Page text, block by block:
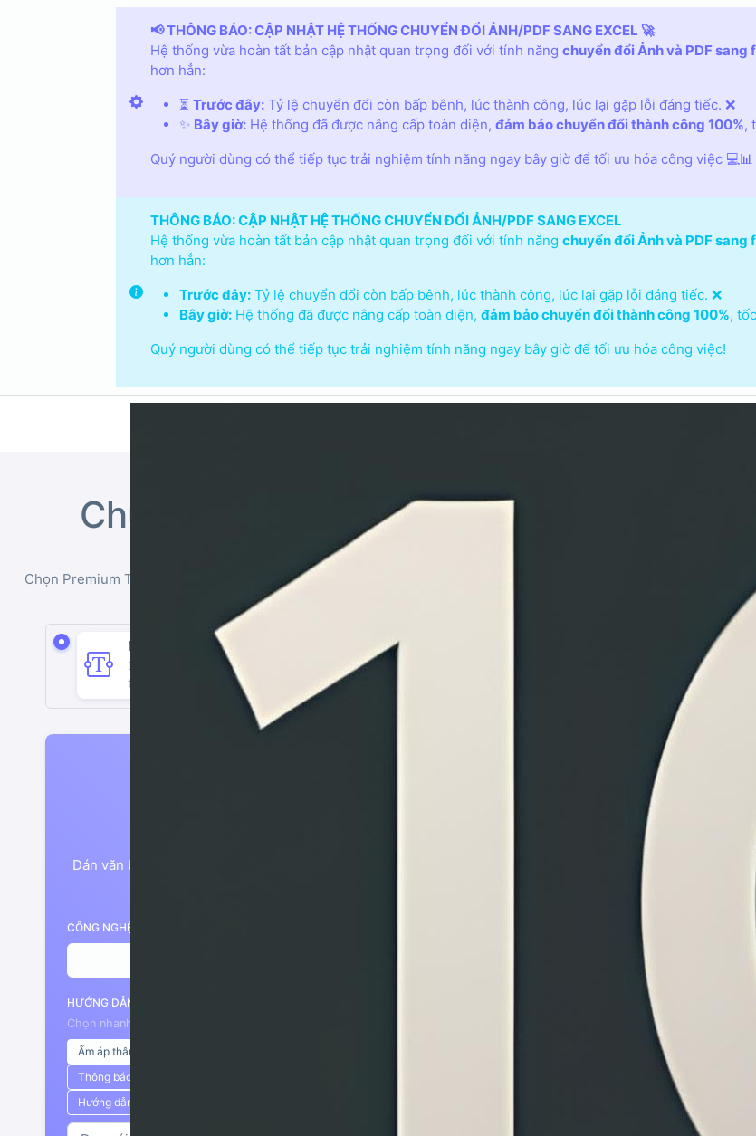
📢 THÔNG BÁO: CẬP NHẬT HỆ THỐNG CHUYỂN ĐỔI ẢNH/PDF SANG EXCEL 🚀
Hệ thống vừa hoàn tất bản cập nhật quan trọng đối với tính năng chuyển đổi Ảnh và PDF sang
hơn hẳn:
⏳ Trước đây: Tỷ lệ chuyển đổi còn bấp bênh, lúc thành công, lúc lại gặp lỗi đáng tiếc. ❌
✨ Bây giờ: Hệ thống đã được nâng cấp toàn diện, đảm bảo chuyển đổi thành công 100%,
Quý người dùng có thể tiếp tục trải nghiệm tính năng ngay bây giờ để tối ưu hóa công việc 💻📊
THÔNG BÁO: CẬP NHẬT HỆ THỐNG CHUYỂN ĐỔI ẢNH/PDF SANG EXCEL
Hệ thống vừa hoàn tất bản cập nhật quan trọng đối với tính năng chuyển đổi Ảnh và PDF sang
hơn hẳn:
Trước đây: Tỷ lệ chuyển đổi còn bấp bênh, lúc thành công, lúc lại gặp lỗi đáng tiếc. ❌
Bây giờ: Hệ thống đã được nâng cấp toàn diện, đảm bảo chuyển đổi thành công 100%,
Quý người dùng có thể tiếp tục trải nghiệm tính năng ngay bây giờ để tối ưu hóa công việc!
Chuyển văn bản thành giọng nói
Tạo file âm thanh MP3 từ văn bản hoặc tài liệu Word.
Chọn Premium TTS với bộ sưu tập giọng Việt độc quyền hoặc Regular TTS để điều chỉnh tốc độ, pitch và
hỗ trợ song ngữ Việt - Anh.
Nhập văn bản trực tiếp
Dán văn bản cần đọc. Tối đa 100000 ký
tự.
Dán văn bản cần chuyển đổi thành giọng nói. Hỗ trợ văn bản tiếng Việt và tiếng Anh với độ
CÔNG NGHỆ GIỌNG NÓI
HƯỚNG DẪN PHONG CÁCH
Chọn nhanh gợi ý bên dưới rồi chỉnh sửa nội dung theo ý bạn.
Ấm áp thân thiện
Thông báo khẩn
Hướng dẫn viên du lịch